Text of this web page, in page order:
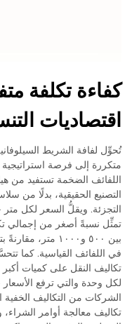
كفاءة تكلفة
اقتصاديات
تُحوِّل لفافة الشريط
متكررة إلى فرصة استراتيجية
اللفائف الضخمة تستفيد من
التصنيع الحقيقية، بدلًا من
التجزئة. ويقلُّ السعر لكل
تمثِّل نسبةً أصغر من إجمالي
في اللفائف القياسية. كما
تكاليف النقل على كميات
لكل وحدة والتي ترفع
الشركات من التكاليف الخفية
تكاليف معالجة أوامر الشراء،